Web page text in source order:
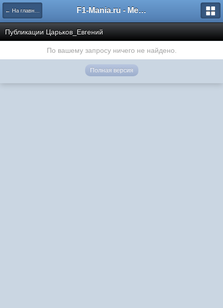
← На главную F1-Mania.ru - Международный чемпионат по симрейсингу
Публикации Царьков_Евгений
По вашему запросу ничего не найдено.
Полная версия